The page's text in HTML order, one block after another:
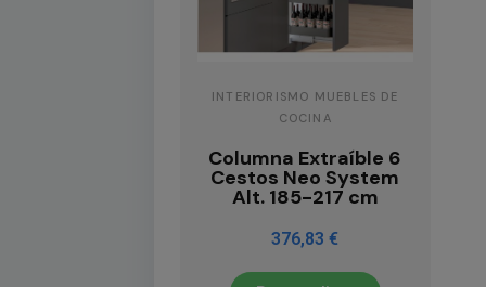
INTERIORISMO MUEBLES DE
COCINA
Columna Extraíble 6
Cestos Neo System
Alt. 185-217 cm
376,83 €